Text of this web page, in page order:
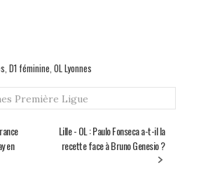
D1 féminine OL Lyonnes
Première Ligue
en
Lille - OL : Paulo Fonseca a-t-il la
recette face à Bruno Genesio ?